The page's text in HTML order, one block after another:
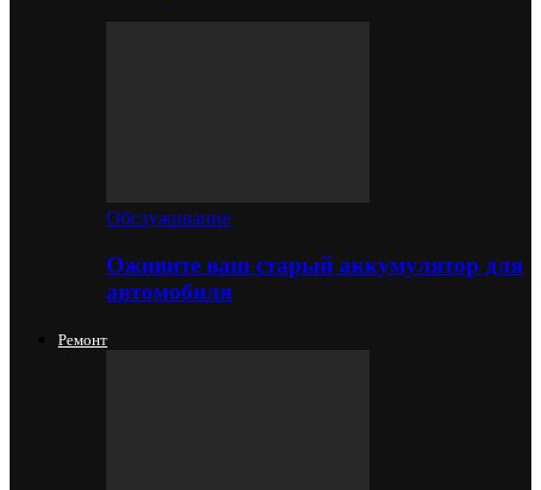
Обслуживание
Оживите ваш старый аккумулятор для
автомобиля
Ремонт